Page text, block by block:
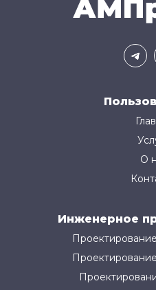
О
Инженерное